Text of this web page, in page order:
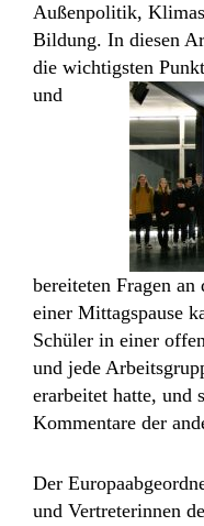
Außenpolitik,
Bildung. In diesen
die wichtigsten
und
bereiteten Fragen
einer Mittagspause
Schüler in einer
und jede
erarbeitet hatte, und
Kommentare der
Der
und Vertreterinnen